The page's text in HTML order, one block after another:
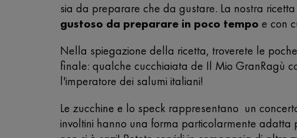
sia da preparare che da gustare. La nostra
gustoso da preparare in poco tempo e con
Nella spiegazione della ricetta, troverete le
finale: qualche cucchiaiata de Il Mio GranRagù
l'imperatore dei salumi italiani!
Le zucchine e lo speck rappresentano un
involtini hanno una forma particolarmente